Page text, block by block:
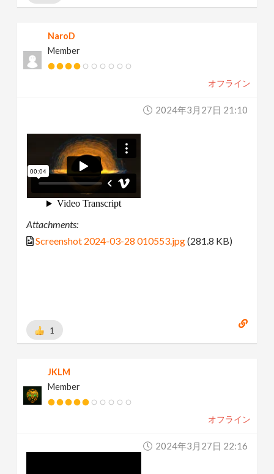
NaroD
Member
オフライン
2024年3月27日 21:10
Attachments:
Screenshot 2024-03-28 010553.jpg(281.8 KB)
1
JKLM
Member
オフライン
2024年3月27日 22:16